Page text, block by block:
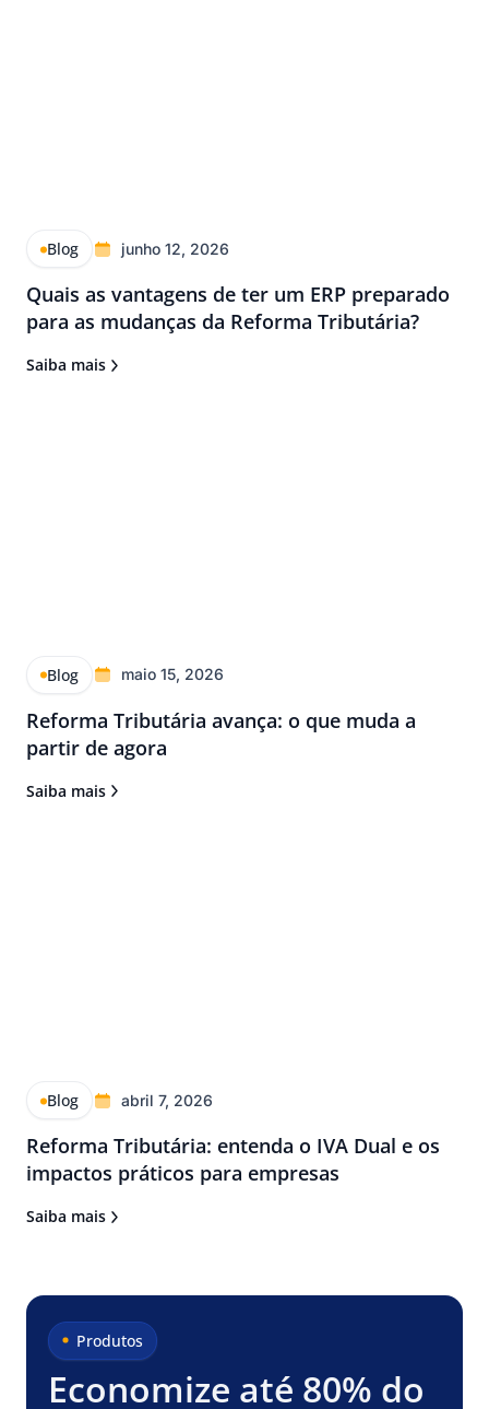
Blog junho 12, 2026
Quais as vantagens de ter um ERP preparado
para as mudanças da Reforma Tributária?
Saiba mais
Blog maio 15, 2026
Reforma Tributária avança: o que muda a
partir de agora
Saiba mais
Blog abril 7, 2026
Reforma Tributária: entenda o IVA Dual e os
impactos práticos para empresas
Saiba mais
Produtos
Economize até 80% do